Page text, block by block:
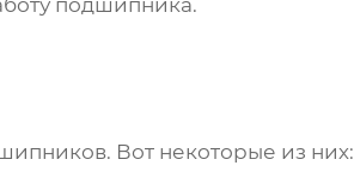
подшипника.
. Вот некоторые из них: